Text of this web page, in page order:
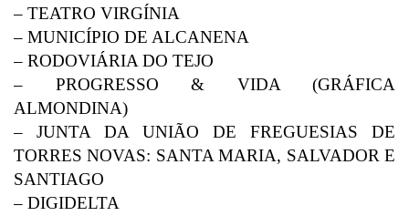
– TEATRO VIRGÍNIA
– MUNICÍPIO DE ALCANENA
– RODOVIÁRIA DO TEJO
– PROGRESSO & VIDA (GRÁFICA
ALMONDINA)
– JUNTA DA UNIÃO DE FREGUESIAS DE
TORRES NOVAS: SANTA MARIA, SALVADOR E
SANTIAGO
– DIGIDELTA